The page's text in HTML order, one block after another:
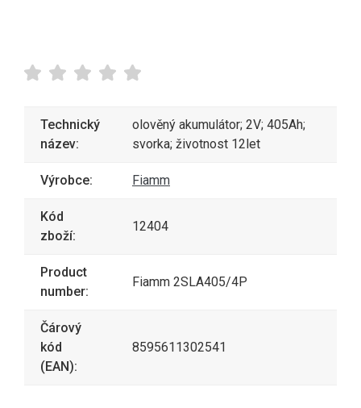
Technický
název:
olověný akumulátor; 2V; 405Ah;
svorka; životnost 12let
Výrobce: Fiamm
Kód
zboží:
12404
Product
number:
Fiamm 2SLA405/4P
Čárový
kód
(EAN):
8595611302541